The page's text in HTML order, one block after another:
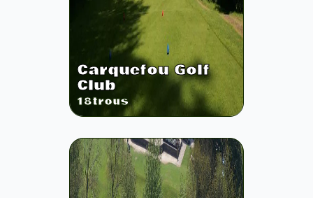
Carquefou Golf
Club
18trous